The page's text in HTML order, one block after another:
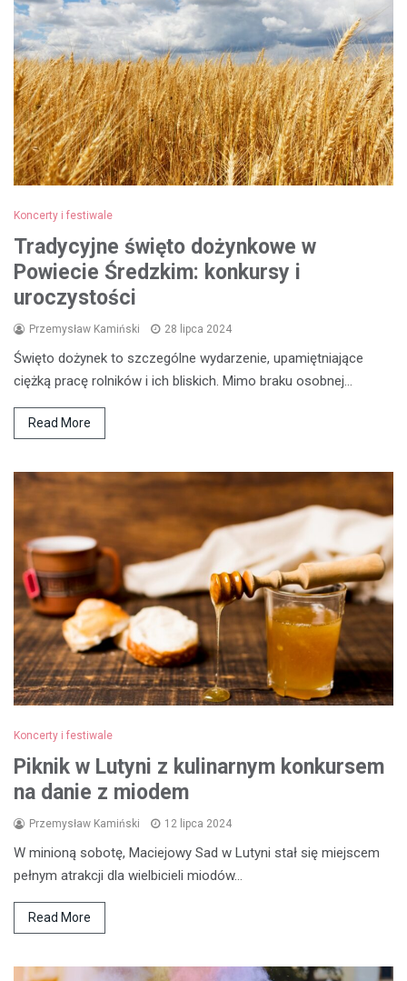
Koncerty i festiwale
Tradycyjne święto dożynkowe w
Powiecie Średzkim: konkursy i
uroczystości
Przemysław Kamiński 28 lipca 2024
Święto dożynek to szczególne wydarzenie, upamiętniające
ciężką pracę rolników i ich bliskich. Mimo braku osobnej…
Read More
Koncerty i festiwale
Piknik w Lutyni z kulinarnym konkursem
na danie z miodem
Przemysław Kamiński 12 lipca 2024
W minioną sobotę, Maciejowy Sad w Lutyni stał się miejscem
pełnym atrakcji dla wielbicieli miodów…
Read More